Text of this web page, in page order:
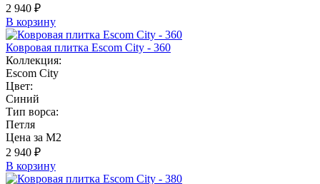
2 940 ₽
В корзину
Ковровая плитка Escom City - 360
Коллекция:
Escom City
Цвет:
Синий
Тип ворса:
Петля
Цена за М2
2 940 ₽
В корзину